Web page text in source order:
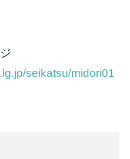
seikatsu/midori01